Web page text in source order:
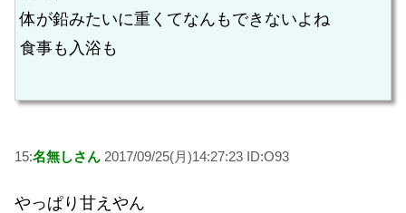
体が鉛みたいに重くてなんもできないよね
食事も入浴も
15:名無しさん 2017/09/25(月)14:27:23 ID:O93
やっぱり甘えやん